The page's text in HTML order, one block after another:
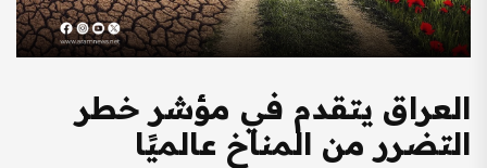
العراق يتقدم في مؤشر خطر
التضرر من المناخ عالميًا